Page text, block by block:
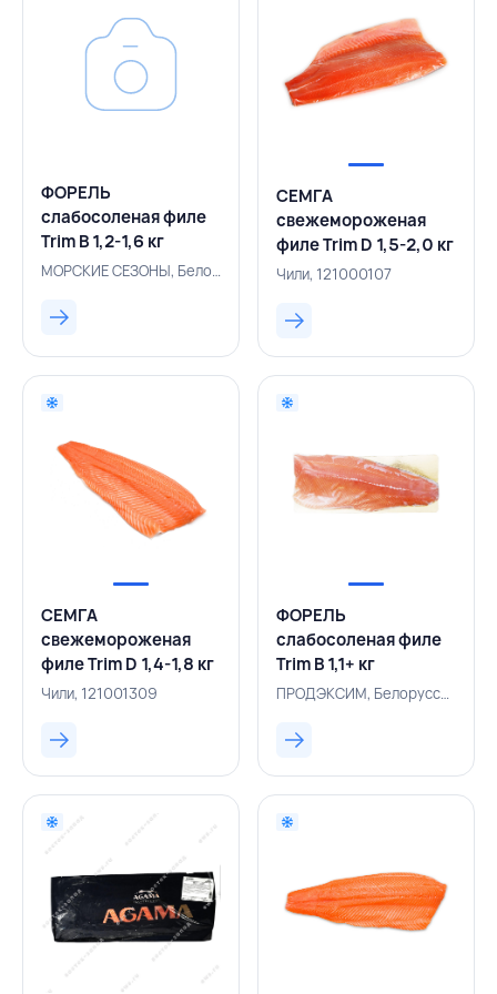
ФОРЕЛЬ
слабосоленая филе
Trim B 1,2-1,6 кг
вакуумная упаковка,
РОССИЯ
МОРСКИЕ СЕЗОНЫ, Белоруссия, 500005264
СЕМГА
свежемороженая
филе Trim D 1,5-2,0 кг
вакуумная упаковка,
Чили, 121000107
СЕМГА
свежемороженая
филе Trim D 1,4-1,8 кг
вакуумная упаковка,
ЧИЛИ
Чили, 121001309
ФОРЕЛЬ
слабосоленая филе
Trim B 1,1+ кг
вакуумная упаковка,
БЕЛАРУСЬ
ПРОДЭКСИМ, Белоруссия, 500001630